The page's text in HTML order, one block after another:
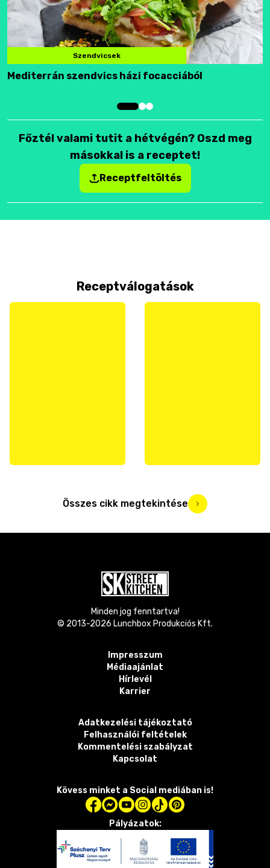
Szendvicsek
Mediterrán szendvics házi focacciából
Főztél valami tutit a hétvégén? Oszd meg
másokkal is a receptet!
Receptfeltöltés
Receptválogatások
Összes cikk megtekintése
Minden jog fenntartva!
© 2013-2026 Lunchbox Produkciós Kft.
Impresszum
Médiaajánlat
Hírlevél
Karrier
Adatkezelési tájékoztató
Felhasználói feltételek
Kommentelési szabályzat
Kapcsolat
Kövess minket a Social mediában is!
Pályázatok: